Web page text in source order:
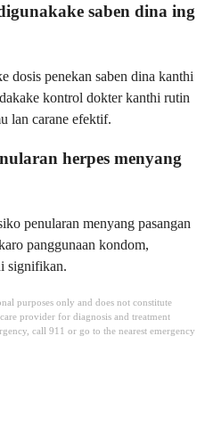
saben dina ing
dosis penekan saben dina kanthi
kontrol dokter kanthi rutin
lan carane efektif.
herpes menyang
penularan menyang pasangan
panggunaan kondom,
signifikan.
purposes only and does not constitute
provider for diagnosis and treatment
call 911 or go to the nearest emergency